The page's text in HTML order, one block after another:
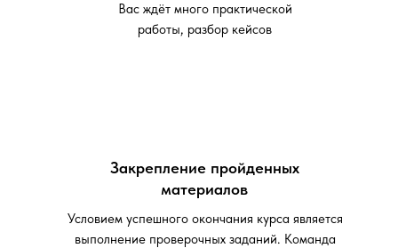
Закрепление пройденных
материалов
Условием успешного окончания курса является
выполнение проверочных заданий. Команда
Вас ждёт много практической
работы, разбор кейсов